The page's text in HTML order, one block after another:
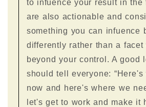
to infuence your result in the
are also actionable and
something you can infuence
differently rather than a
beyond your control. A good
should tell everyone: “Here's
now and here's where we
let's get to work and make it